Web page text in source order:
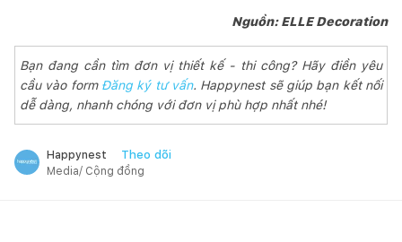
Nguồn: ELLE Decoration
Bạn đang cần tìm đơn vị thiết kế - thi công? Hãy điền yêu
cầu vào form Đăng ký tư vấn. Happynest sẽ giúp bạn kết nối
dễ dàng, nhanh chóng với đơn vị phù hợp nhất nhé!
Happynest Theo dõi
Media/ Cộng đồng